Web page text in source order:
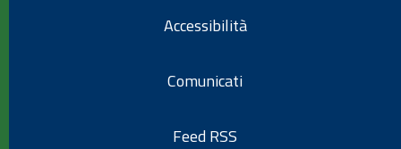
Accessibilità
Comunicati
Feed RSS